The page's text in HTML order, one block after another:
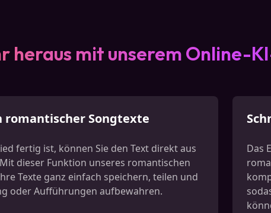
heraus mit unserem
romantischer Songtexte
fertig ist, können Sie den Text direkt aus
dieser Funktion unseres romantischen
Texte ganz einfach speichern, teilen und
oder Aufführungen aufbewahren.
Das